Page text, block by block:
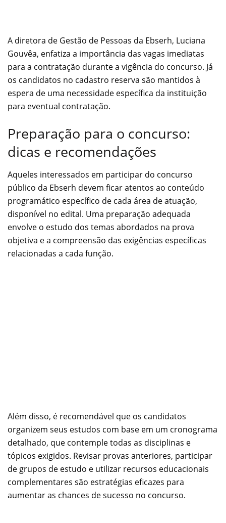
A diretora de Gestão de Pessoas da Ebserh, Luciana
Gouvêa, enfatiza a importância das vagas imediatas
para a contratação durante a vigência do concurso. Já
os candidatos no cadastro reserva são mantidos à
espera de uma necessidade específica da instituição
para eventual contratação.
Preparação para o concurso:
dicas e recomendações
Aqueles interessados em participar do concurso
público da Ebserh devem ficar atentos ao conteúdo
programático específico de cada área de atuação,
disponível no edital. Uma preparação adequada
envolve o estudo dos temas abordados na prova
objetiva e a compreensão das exigências específicas
relacionadas a cada função.
Além disso, é recomendável que os candidatos
organizem seus estudos com base em um cronograma
detalhado, que contemple todas as disciplinas e
tópicos exigidos. Revisar provas anteriores, participar
de grupos de estudo e utilizar recursos educacionais
complementares são estratégias eficazes para
aumentar as chances de sucesso no concurso.